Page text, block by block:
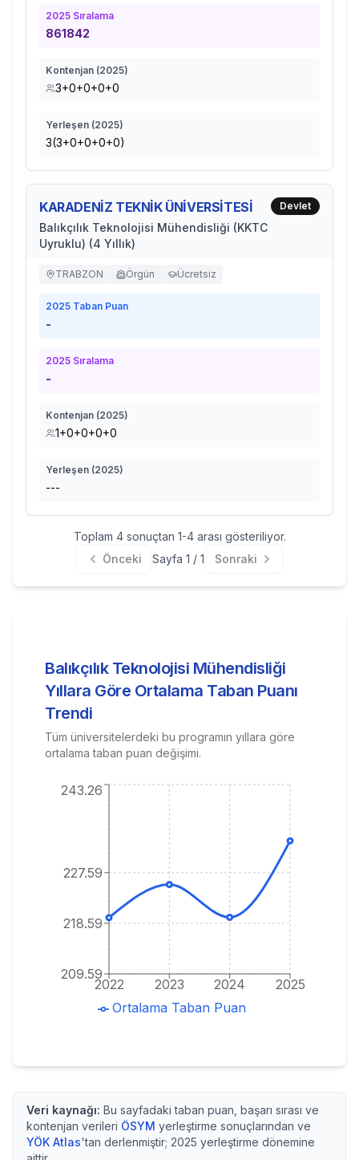
2025 Sıralama
861842
Kontenjan (2025)
3+0+0+0+0
Yerleşen (2025)
3(3+0+0+0+0)
KARADENİZ TEKNİK ÜNİVERSİTESİ
Balıkçılık Teknolojisi Mühendisliği (KKTC
Uyruklu) (4 Yıllık)
Devlet
TRABZON Örgün Ücretsiz
2025 Taban Puan
-
2025 Sıralama
-
Kontenjan (2025)
1+0+0+0+0
Yerleşen (2025)
---
Toplam 4sonuçtan 1-4arası gösteriliyor.
Önceki
Sayfa 1 / 1 Sonraki
Balıkçılık Teknolojisi Mühendisliği
Yıllara Göre Ortalama Taban Puanı
Trendi
Tüm üniversitelerdeki bu programın yıllara göre
ortalama taban puan değişimi.
2022 2023 2024 2025
209.59
218.59
227.59
243.26
Ortalama Taban Puan
Veri kaynağı: Bu sayfadaki taban puan, başarı sırası ve
kontenjan verileri ÖSYM yerleştirme sonuçlarından ve
YÖK Atlas'tan derlenmiştir; 2025 yerleştirme dönemine